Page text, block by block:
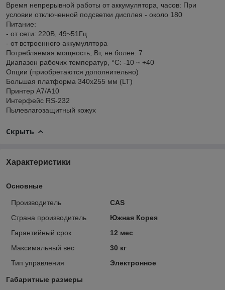
Время непрерывной работы от аккумулятора, часов: При
условии отключенной подсветки дисплея - около 180
Питание:
- от сети: 220В, 49~51Гц
- от встроенного аккумулятора
Потребляемая мощность, Вт, не более: 7
Диапазон рабочих температур, °C: -10 ~ +40
Опции (приобретаются дополнительно)
Большая платформа 340х255 мм (LT)
Принтер A7/A10
Интерфейс RS-232
Пылевлагозащитный кожух
Скрыть
Характеристики
Основные
Производитель
CAS
Страна производитель
Южная Корея
Гарантийный срок
12 мес
Максимальный вес
30 кг
Тип управления
Электронное
Габаритные размеры